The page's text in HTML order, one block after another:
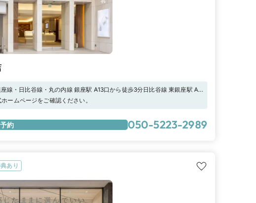
線・日比谷線・丸の内線 銀座駅 A13口から徒歩3分日比谷線 東銀座駅 A8
ムページをご確認ください。
約 050-5223-2989
あり